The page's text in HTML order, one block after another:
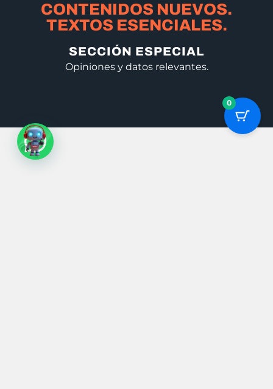
CONTENIDOS NUEVOS.
TEXTOS ESENCIALES.
SECCIÓN ESPECIAL
Opiniones y datos relevantes.
0